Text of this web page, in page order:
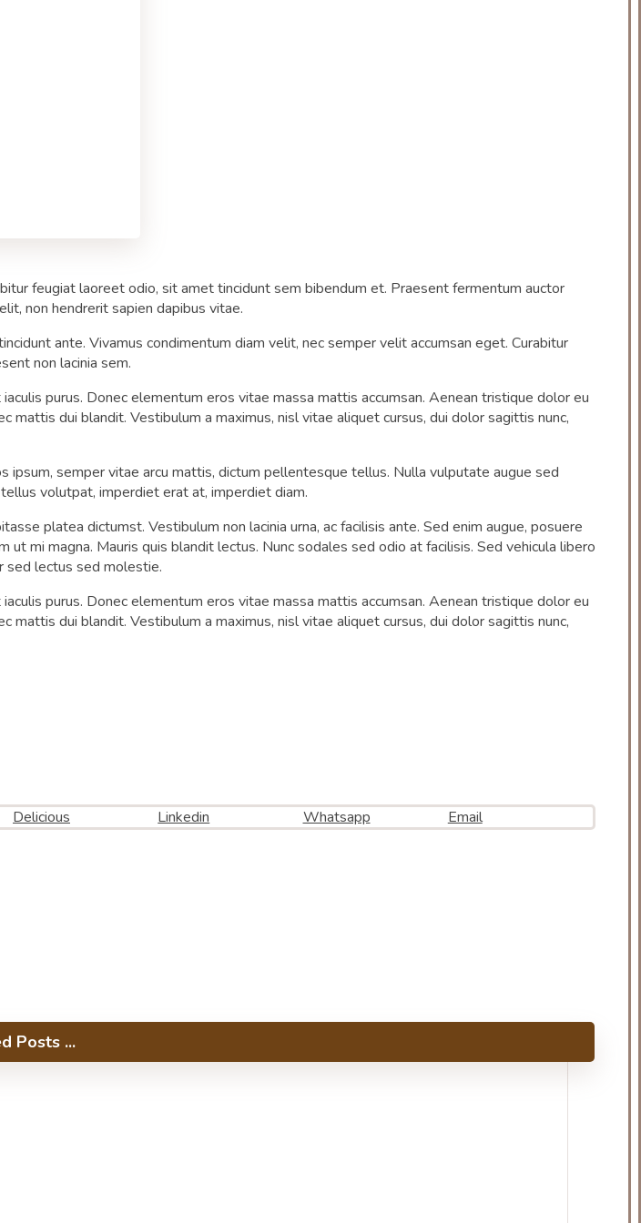
feugiat laoreet odio, sit amet tincidunt sem bibendum et. Praesent fermentum auctor
non hendrerit sapien dapibus vitae.
ante. Vivamus condimentum diam velit, nec semper velit accumsan eget. Curabitur
non lacinia sem.
purus. Donec elementum eros vitae massa mattis accumsan. Aenean tristique dolor eu
mattis dui blandit. Vestibulum a maximus, nisl vitae aliquet cursus, dui dolor sagittis nunc,
ipsum, semper vitae arcu mattis, dictum pellentesque tellus. Nulla vulputate augue sed
volutpat, imperdiet erat at, imperdiet diam.
platea dictumst. Vestibulum non lacinia urna, ac facilisis ante. Sed enim augue, posuere
mi magna. Mauris quis blandit lectus. Nunc sodales sed odio at facilisis. Sed vehicula libero
sed lectus sed molestie.
purus. Donec elementum eros vitae massa mattis accumsan. Aenean tristique dolor eu
mattis dui blandit. Vestibulum a maximus, nisl vitae aliquet cursus, dui dolor sagittis nunc,
Delicious Linkedin Whatsapp Email
Posts ...